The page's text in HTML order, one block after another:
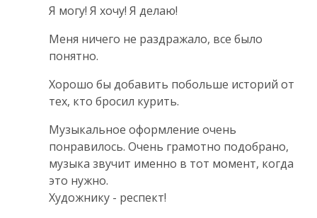
Я могу! Я хочу! Я делаю!
Меня ничего не раздражало, все было
понятно.
Хорошо бы добавить побольше историй от
тех, кто бросил курить.
Музыкальное оформление очень
понравилось. Очень грамотно подобрано,
музыка звучит именно в тот момент, когда
это нужно.
Художнику - респект!